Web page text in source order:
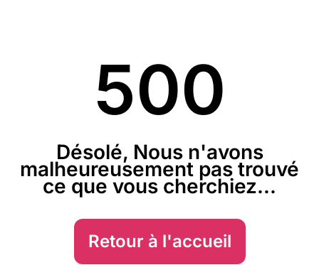
500
Désolé, Nous n'avons
malheureusement pas trouvé
ce que vous cherchiez...
Retour à l'accueil